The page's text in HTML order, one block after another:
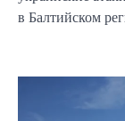
в Балтийском